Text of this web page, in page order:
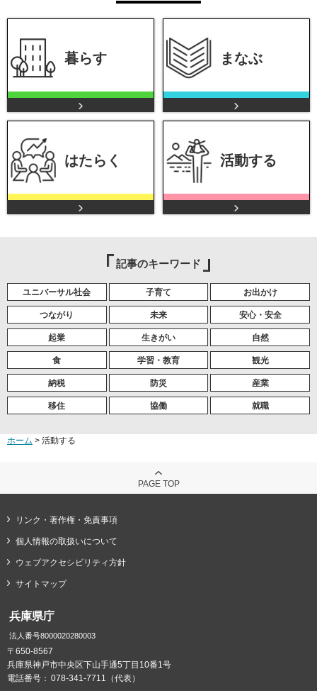
暮らす まなぶ
はたらく 活動する
記事のキーワード
ユニバーサル社会 子育て お出かけ
つながり 未来 安心・安全
起業 生きがい 自然
食 学習・教育 観光
納税 防災 産業
移住 協働 就職
ホーム > 活動する
PAGE TOP
リンク・著作権・免責事項
個人情報の取扱いについて
ウェブアクセシビリティ方針
サイトマップ
兵庫県庁
法人番号8000020280003
〒650-8567
兵庫県神戸市中央区下山手通5丁目10番1号
電話番号： 078-341-7711（代表）